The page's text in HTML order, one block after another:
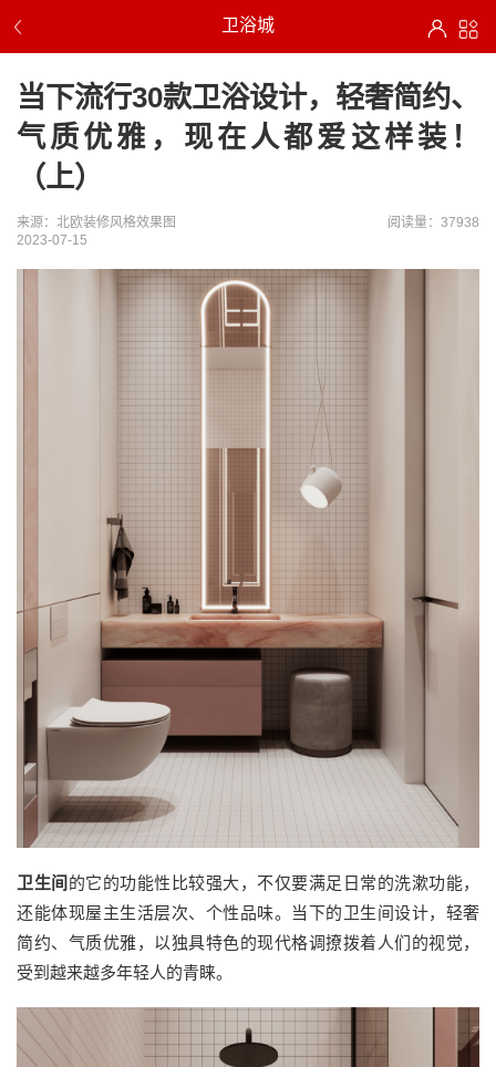
卫浴城
当下流行30款卫浴设计，轻奢简约、
气质优雅，现在人都爱这样装！
（上）
来源：北欧装修风格效果图
2023-07-15
阅读量：37938
卫生间 的它的功能性比较强大，不仅要满足日常的洗漱功能，
还能体现屋主生活层次、个性品味。当下的卫生间设计，轻奢
简约、气质优雅，以独具特色的现代格调撩拨着人们的视觉，
受到越来越多年轻人的青睐。